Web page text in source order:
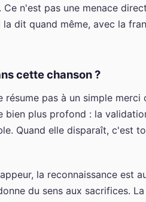
n'est pas une menace
dit quand même, avec la
cette chanson ?
pas à un simple merci
bien plus profond : la
Quand elle disparaît, c'est
la reconnaissance est
du sens aux sacrifices.